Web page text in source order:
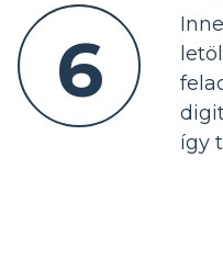
6
így